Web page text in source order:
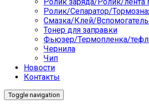
Ролик/Сепаратор/
Смазка/Клей/
Тонер для заправки
Фьюзер/Термопленка/
Чернила
Чип
Новости
Контакты
Toggle navigation